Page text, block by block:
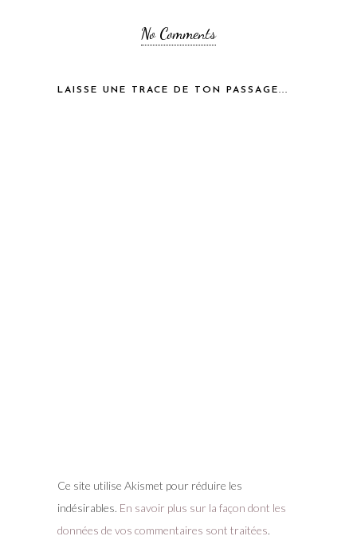
No Comments
LAISSE UNE TRACE DE TON PASSAGE...
Ce site utilise Akismet pour réduire les
indésirables. En savoir plus sur la façon dont les
données de vos commentaires sont traitées.